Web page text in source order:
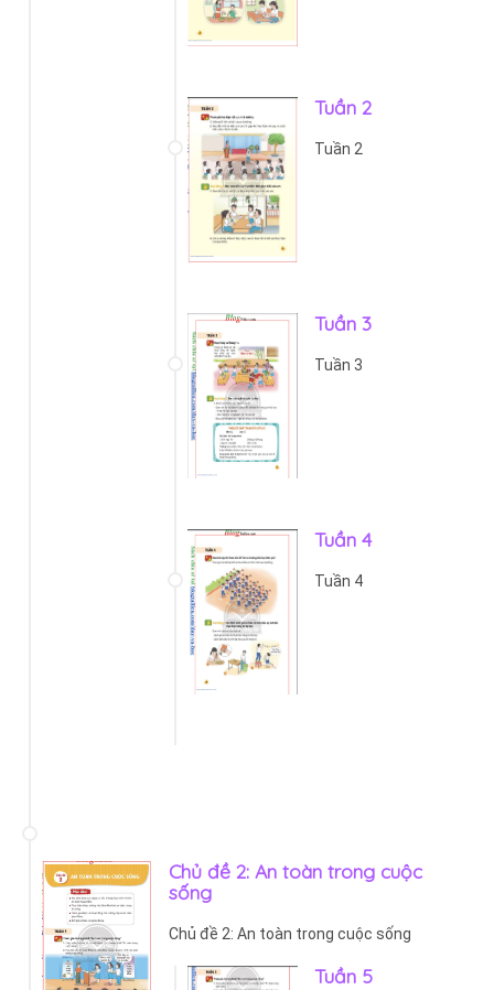
Tuần 2
Tuần 2
Tuần 3
Tuần 3
Tuần 4
Tuần 4
Chủ đề 2: An toàn trong cuộc
sống
Chủ đề 2: An toàn trong cuộc sống
Tuần 5